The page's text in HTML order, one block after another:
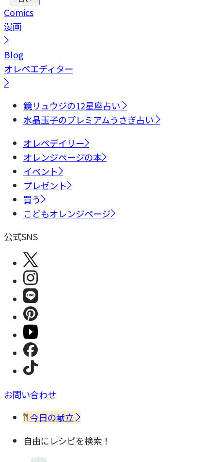
Comics
漫画
Blog
オレペエディター
鏡リュウジの12星座占い
水晶玉子のプレミアムうさぎ占い
オレペデイリー
オレンジページの本
イベント
プレゼント
買う
こどもオレンジページ
公式SNS
お問い合わせ
今日の献立
自由にレシピを検索！